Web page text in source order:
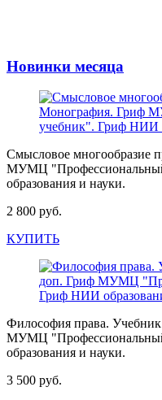
Новинки месяца
Смысловое многообразие
МУМЦ
образования и науки.
2 800 руб.
КУПИТЬ
Философия права.
МУМЦ
образования и науки.
3 500 руб.